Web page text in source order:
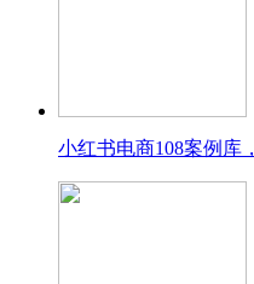
小红书电商108案例库